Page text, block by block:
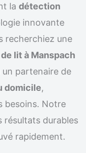
la détection
innovante
recherchiez une
lit à Manspach
un partenaire de
domicile,
besoins. Notre
résultats durables
rapidement.